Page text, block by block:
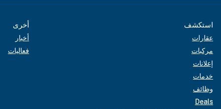
استكشف
عقارات
مركبات
إعلانات
خدمات
وظائف
Deals
أخرى
أخبار
فعاليات